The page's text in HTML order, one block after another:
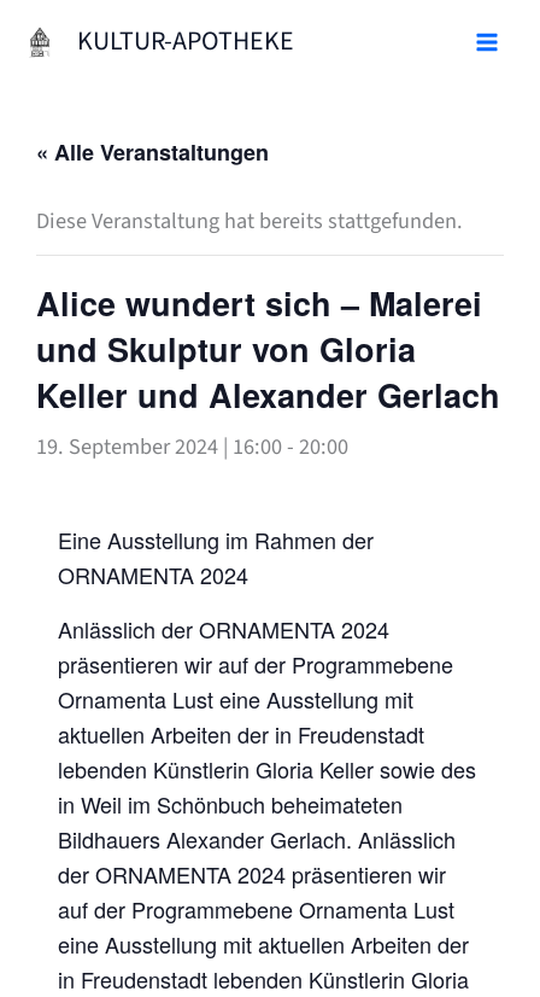
Inhalt
KULTUR-APOTHEKE
« Alle Veranstaltungen
Diese Veranstaltung hat bereits stattgefunden.
Alice wundert sich – Malerei
und Skulptur von Gloria
Keller und Alexander Gerlach
19. September 2024 | 16:00-20:00
Eine Ausstellung im Rahmen der
ORNAMENTA 2024
Anlässlich der ORNAMENTA 2024
präsentieren wir auf der Programmebene
Ornamenta Lust eine Ausstellung mit
aktuellen Arbeiten der in Freudenstadt
lebenden Künstlerin Gloria Keller sowie des
in Weil im Schönbuch beheimateten
Bildhauers Alexander Gerlach. Anlässlich
der ORNAMENTA 2024 präsentieren wir
auf der Programmebene Ornamenta Lust
eine Ausstellung mit aktuellen Arbeiten der
in Freudenstadt lebenden Künstlerin Gloria